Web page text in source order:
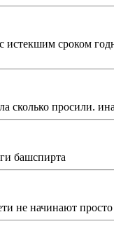
истекшим сроком
сколько просили.
башспирта
не начинают